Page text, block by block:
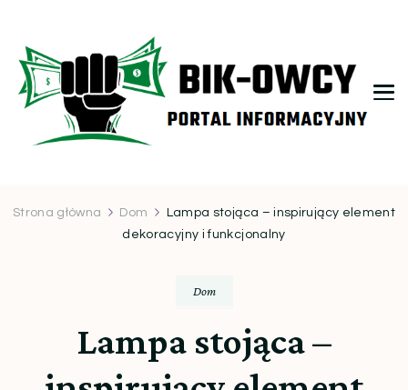
Strona główna Dom
Lampa stojąca – inspirujący element
dekoracyjny i funkcjonalny
Dom
Lampa stojąca –